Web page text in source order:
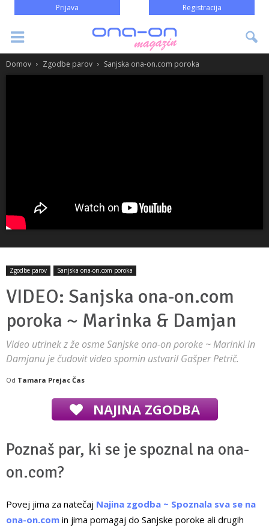
Prijava Registracija
Domov Zgodbe parov Sanjska ona-on.com poroka
Zgodbe parov Sanjska ona-on.com poroka
VIDEO: Sanjska ona-on.com
poroka ~ Marinka & Damjan
Video utrinek z že osme Sanjske ona-on poroke ~ Marinki in
Damjanu je čudovit video spomin ustvaril Gašper Petrič.
Od Tamara Prejac Čas
NAJINA ZGODBA
Poznaš par, ki se je spoznal na ona-
on.com?
Povej jima za natečaj Najina zgodba ~ Spoznala sva se na
ona-on.com in jima pomagaj do Sanjske poroke ali drugih